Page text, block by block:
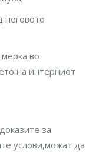
неговото
во
на интерниот
за
услови,можат да